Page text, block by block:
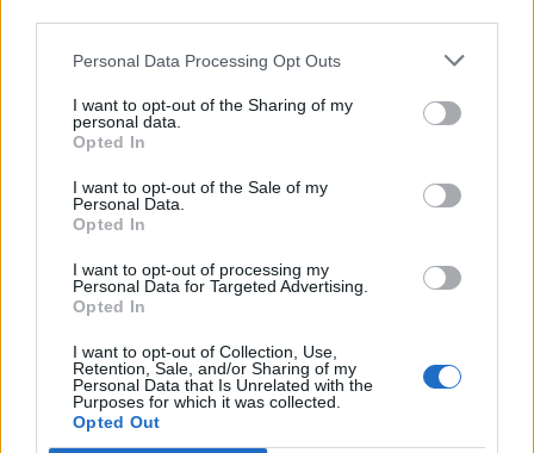
Personal Data Processing Opt Outs
I want to opt-out of the Sharing of my
personal data.
Opted In
I want to opt-out of the Sale of my
Personal Data.
Opted In
I want to opt-out of processing my
Personal Data for Targeted Advertising.
Opted In
I want to opt-out of Collection, Use,
Retention, Sale, and/or Sharing of my
Personal Data that Is Unrelated with the
Purposes for which it was collected.
Opted Out
Sedlčansko
Rallycross Cup se vrací do Sedlčan.
O vítězství bude bojovat přes šedesát
jezdců
Daniel Rosenbaum potřeboval změnit
prostředí. Teď bude naším soupeřem,
Dan Rosenbaum bilancuje sezonu
play off